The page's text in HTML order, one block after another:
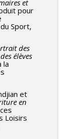
et
pour
Sport,
des
élèves
la
et
en
Loisirs